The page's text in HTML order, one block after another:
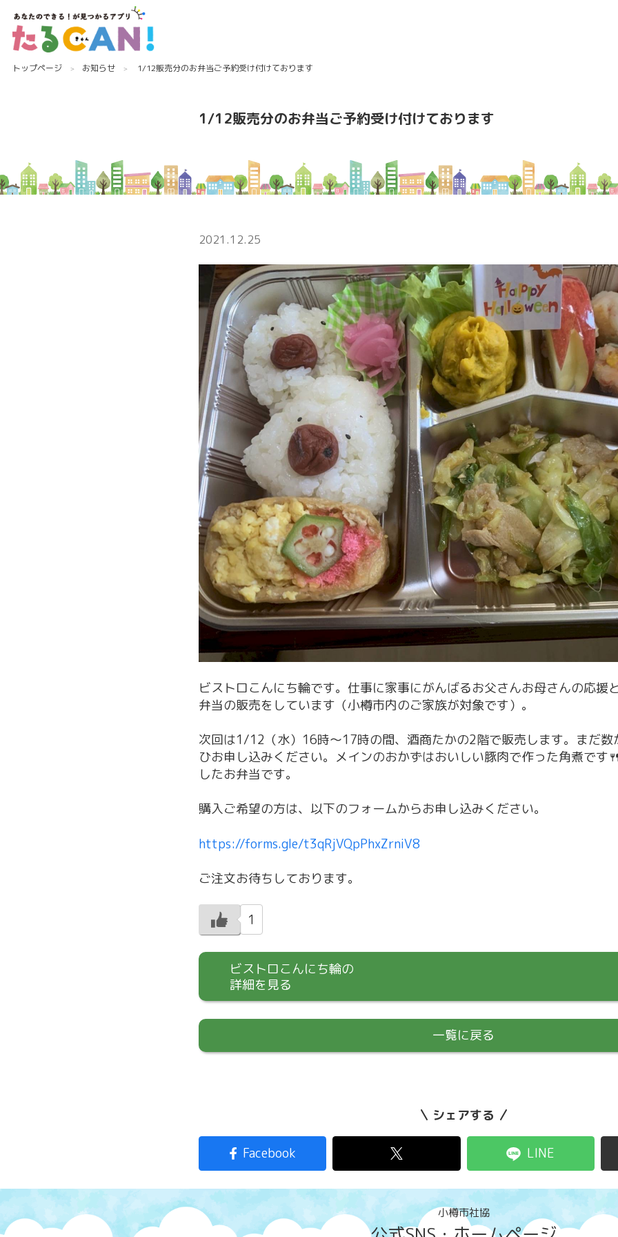
トップページ お知らせ 1/12販売分のお弁当ご予約受け付けております
1/12販売分のお弁当ご予約受け付けております
2021.12.25
ビストロこんにち輪です。仕事に家事にがんばるお父さんお母さんの応援
弁当の販売をしています（小樽市内のご家族が対象です）。
次回は1/12（水）16時〜17時の間、酒商たかの2階で販売します。まだ数
ひお申し込みください。メインのおかずはおいしい豚肉で作った角煮です
したお弁当です。
購入ご希望の方は、以下のフォームからお申し込みください。
https://forms.gle/t3qRjVQpPhxZrniV8
ご注文お待ちしております。
1
ビストロこんにち輪の
詳細を見る
一覧に戻る
シェアする
Facebook LINE
小樽市社協